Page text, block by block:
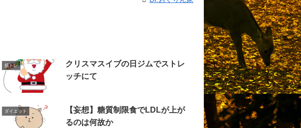
筋トレ
クリスマスイブの日ジムでストレ
ッチにて
ダイエット
【妄想】糖質制限食でLDLが上が
るのは何故か